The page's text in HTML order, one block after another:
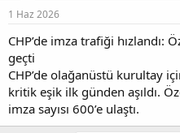
u
b
a
l
a
t
a
n
ç
r
i
i
1 Haz 2026
CHP’de imza trafiği hızlandı:
geçti
CHP’de olağanüstü kurultay
kritik eşik ilk günden aşıldı.
imza sayısı 600’e ulaştı.